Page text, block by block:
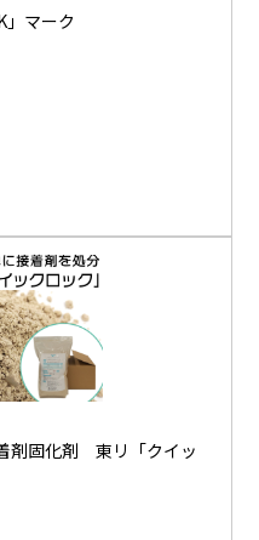
」マーク
剤固化剤 東リ「クイッ